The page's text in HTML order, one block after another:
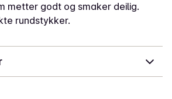
metter godt og smaker deilig.
rundstykker.